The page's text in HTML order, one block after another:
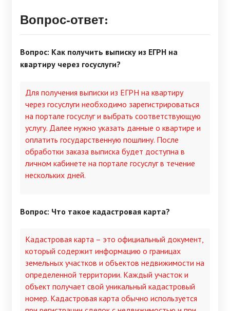
Вопрос-ответ:
Вопрос: Как получить выписку из ЕГРН на
квартиру через госуслуги?
Для получения выписки из ЕГРН на квартиру
через госуслуги необходимо зарегистрироваться
на портале госуслуг и выбрать соответствующую
услугу. Далее нужно указать данные о квартире и
оплатить государственную пошлину. После
обработки заказа выписка будет доступна в
личном кабинете на портале госуслуг в течение
нескольких дней.
Вопрос: Что такое кадастровая карта?
Кадастровая карта – это официальный документ,
который содержит информацию о границах
земельных участков и объектов недвижимости на
определенной территории. Каждый участок и
объект получает свой уникальный кадастровый
номер. Кадастровая карта обычно используется